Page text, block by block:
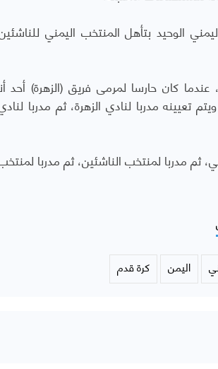
الوحيد بتأهل المنتخب اليمني
وبدأ السنيني حياته الرياضية عام 1980، عندما كان حارسا لمرمى
تعيينه مدربا لنادي الزهرة، ثم مدربا
اليمن كرة قدم